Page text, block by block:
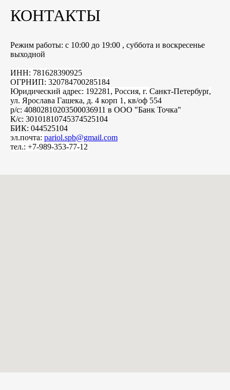
КОНТАКТЫ
Режим работы: с 10:00 до 19:00 , суббота и воскресенье
выходной
ИНН: 781628390925
ОГРНИП: 320784700285184
Юридический адрес: 192281, Россия, г. Санкт-Петербург,
ул. Ярослава Гашека, д. 4 корп 1, кв/оф 554
р/с: 40802810203500036911 в ООО "Банк Точка"
К/с: 30101810745374525104
БИК: 044525104
эл.почта: pariol.spb@gmail.com
тел.: +7-989-353-77-12